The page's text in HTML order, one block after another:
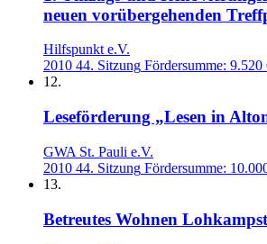
neuen vorübergehenden
Hilfspunkt e.V.
2010 44. Sitzung Fördersumme: 9.520
12.
Leseförderung „Lesen in
GWA St. Pauli e.V.
2010 44. Sitzung Fördersumme:
13.
Betreutes Wohnen